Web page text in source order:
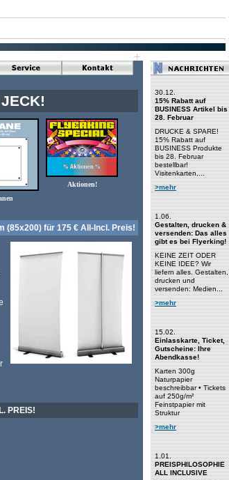
Aktionen!
(85x200) für 175 € All-Incl. Preis!
PREIS!
30.12.
15% Rabatt auf
BUSINESS Artikel bis
28. Februar
DRUCKE & SPARE!
15% Rabatt auf
BUSINESS Produkte
bis 28. Februar
bestellbar!
Visitenkarten,...
>mehr
1.06.
Gestalten, drucken &
versenden: Das alles
gibt es bei Flyerking!
KEINE ZEIT ODER
KEINE IDEE? Wir
liefern alles. Gestalten,
drucken und
versenden: Medien...
>mehr
15.02.
Einlasskarte, Ticket,
Gutscheine: Ihre
Abendkasse!
Karten 300g
Naturpapier
beschreibbar • Tickets
auf 250g/m²
Feinstpapier mit
Struktur
>mehr
1.01.
PREISPHILOSOPHIE
ALL INCLUSIVE